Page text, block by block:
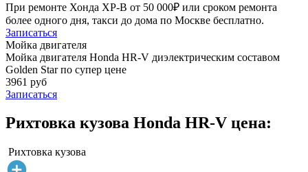
При ремонте Хонда ХР-В от 50 000₽ или сроком ремонта
более одного дня, такси до дома по Москве бесплатно.
Записаться
Мойка двигателя
Мойка двигателя Honda HR-V диэлектрическим составом
Golden Star по супер цене
3961 руб
Записаться
Рихтовка кузова Honda HR-V цена:
Рихтовка кузова